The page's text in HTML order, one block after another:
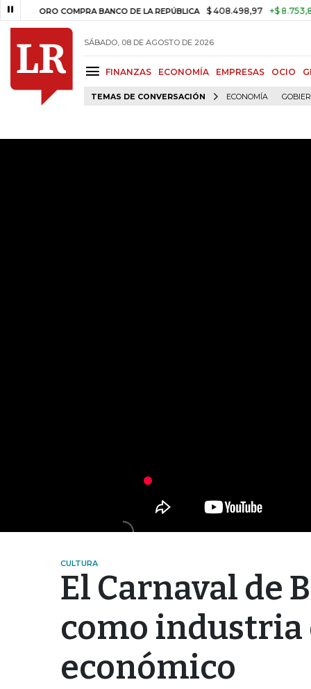
BANCO DE LA REPÚBLICA $ 408.498,97 +$ 8.753,81 +2,19%
SÁBADO, 08 DE AGOSTO DE 2026
FINANZAS ECONOMÍA EMPRESAS OCIO
TEMAS DE CONVERSACIÓN ECONOMÍA
CULTURA
El Carnaval de
como
económico